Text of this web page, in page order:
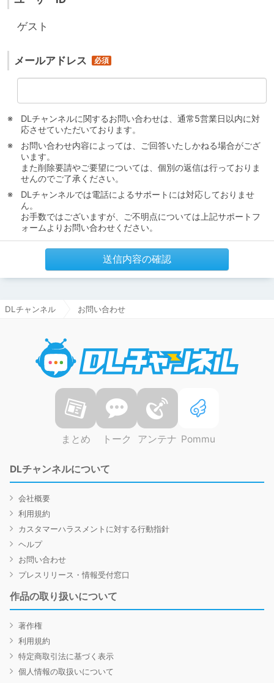
ゲスト
メールアドレス
DLチャンネルに関するお問い合わせは、通常5営業日以内に対
応させていただいております。
お問い合わせ内容によっては、ご回答いたしかねる場合がござ
います。
また削除要請やご要望については、個別の返信は行っておりま
せんのでご了承ください。
DLチャンネルでは電話によるサポートには対応しておりませ
ん。
お手数ではございますが、ご不明点については上記サポートフ
ォームよりお問い合わせください。
送信内容の確認
DLチャンネル お問い合わせ
まとめ トーク アンテナ Pommu
DLチャンネルについて
会社概要
利用規約
カスタマーハラスメントに対する行動指針
ヘルプ
お問い合わせ
プレスリリース・情報受付窓口
作品の取り扱いについて
著作権
利用規約
特定商取引法に基づく表示
個人情報の取扱いについて